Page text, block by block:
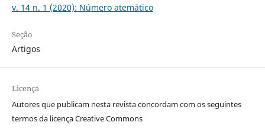
v. 14 n. 1 (2020): Número atemático
Seção
Artigos
Licença
Autores que publicam nesta revista concordam com os seguintes
termos da licença Creative Commons